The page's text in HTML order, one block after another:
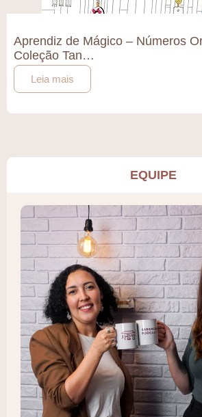
Aprendiz de Mágico – Números
Coleção Tan…
Leia mais
EQUIPE